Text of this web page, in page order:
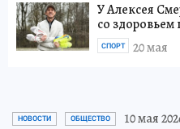
У Алексея
со
20 мая
СПОРТ
НОВОСТИ ОБЩЕСТВО 10 мая